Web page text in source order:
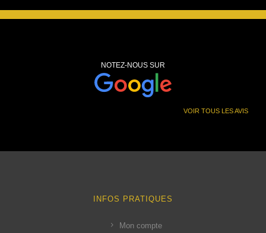
NOTEZ-NOUS SUR
VOIR TOUS LES AVIS
INFOS PRATIQUES
Mon compte